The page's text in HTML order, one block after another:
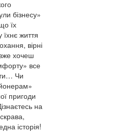
бізнесу»
їх
життя
вірні
хочеш
все
Чи
пригоди
на
історія!